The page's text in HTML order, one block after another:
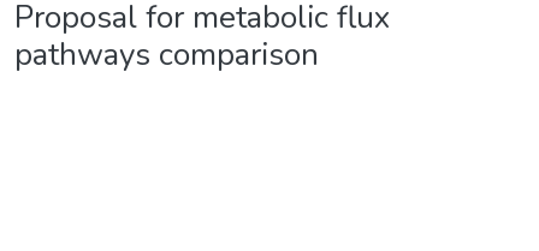
Proposal for metabolic flux
pathways comparison